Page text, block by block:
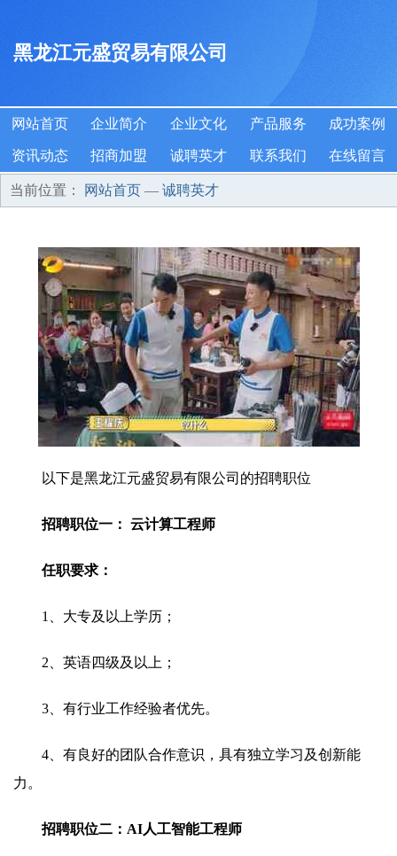
黑龙江元盛贸易有限公司
网站首页 企业简介 企业文化 产品服务 成功案例
资讯动态 招商加盟 诚聘英才 联系我们 在线留言
当前位置： 网站首页 — 诚聘英才
以下是黑龙江元盛贸易有限公司的招聘职位
招聘职位一： 云计算工程师
任职要求：
1、大专及以上学历；
2、英语四级及以上；
3、有行业工作经验者优先。
4、有良好的团队合作意识，具有独立学习及创新能
力。
招聘职位二：AI人工智能工程师